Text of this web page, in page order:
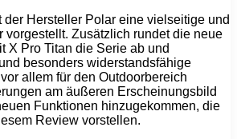
der Hersteller Polar eine vielseitige und
vorgestellt. Zusätzlich rundet die neue
X Pro Titan die Serie ab und
besonders widerstandsfähige
allem für den Outdoorbereich
am äußeren Erscheinungsbild
Funktionen hinzugekommen, die
Review vorstellen.